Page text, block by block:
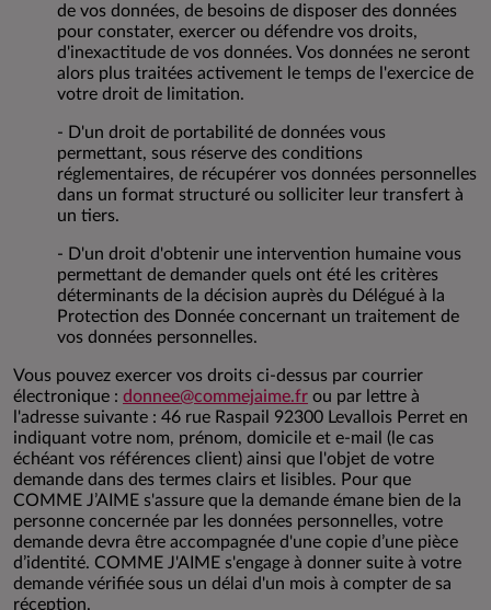
de vos données, de besoins de disposer des données
pour constater, exercer ou défendre vos droits,
d'inexactitude de vos données. Vos données ne seront
alors plus traitées activement le temps de l'exercice de
votre droit de limitation.
- D'un droit de portabilité de données vous
permettant, sous réserve des conditions
réglementaires, de récupérer vos données personnelles
dans un format structuré ou solliciter leur transfert à
un tiers.
- D'un droit d'obtenir une intervention humaine vous
permettant de demander quels ont été les critères
déterminants de la décision auprès du Délégué à la
Protection des Donnée concernant un traitement de
vos données personnelles.
Vous pouvez exercer vos droits ci-dessus par courrier
électronique : donnee@commejaime.fr ou par lettre à
l'adresse suivante : 46 rue Raspail 92300 Levallois Perret en
indiquant votre nom, prénom, domicile et e-mail (le cas
échéant vos références client) ainsi que l'objet de votre
demande dans des termes clairs et lisibles. Pour que
COMME J’AIME s'assure que la demande émane bien de la
personne concernée par les données personnelles, votre
demande devra être accompagnée d'une copie d’une pièce
d’identité. COMME J'AIME s'engage à donner suite à votre
demande vérifiée sous un délai d'un mois à compter de sa
réception.